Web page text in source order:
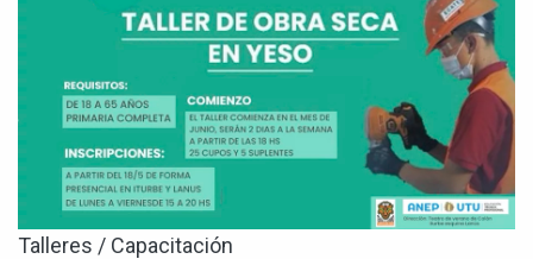
Talleres / Capacitación